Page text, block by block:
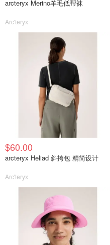
arcteryx Merino羊毛低帮袜
Arc'teryx
$60.00
arcteryx Heliad 斜挎包 精简设计
Arc'teryx